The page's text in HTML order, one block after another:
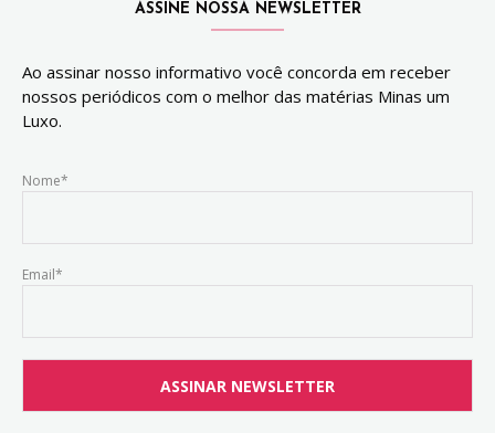
ASSINE NOSSA NEWSLETTER
Ao assinar nosso informativo você concorda em receber
nossos periódicos com o melhor das matérias Minas um
Luxo.
Nome*
Email*